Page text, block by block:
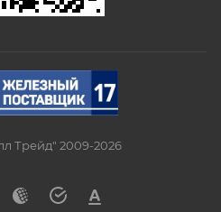
Трейд" 2009-2026